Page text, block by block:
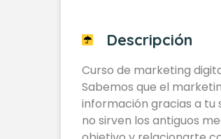
Descripción
Curso de marketing
Sabemos que el
información gracias a tu
no sirven los antiguos